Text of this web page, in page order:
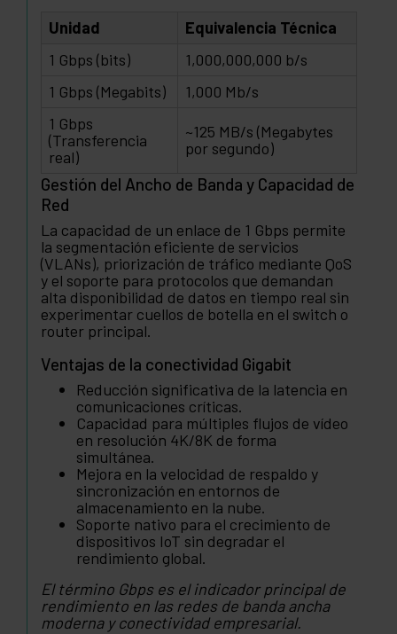
Unidad
Equivalencia Técnica
1 Gbps (bits)
1,000,000,000 b/s
1 Gbps (Megabits)
1,000 Mb/s
1 Gbps
(Transferencia
real)
~125 MB/s (Megabytes
por segundo)
Gestión del Ancho de Banda y Capacidad de
Red
La capacidad de un enlace de 1 Gbps permite
la segmentación eficiente de servicios
(VLANs), priorización de tráfico mediante QoS
y el soporte para protocolos que demandan
alta disponibilidad de datos en tiempo real sin
experimentar cuellos de botella en el switch o
router principal.
Ventajas de la conectividad Gigabit
Reducción significativa de la latencia en
comunicaciones críticas.
Capacidad para múltiples flujos de vídeo
en resolución 4K/8K de forma
simultánea.
Mejora en la velocidad de respaldo y
sincronización en entornos de
almacenamiento en la nube.
Soporte nativo para el crecimiento de
dispositivos IoT sin degradar el
rendimiento global.
El término Gbps es el indicador principal de
rendimiento en las redes de banda ancha
moderna y conectividad empresarial.